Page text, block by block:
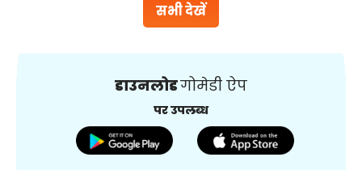
सभी देखें
डाउनलोडगोमेडी ऐप
पर उपलब्ध